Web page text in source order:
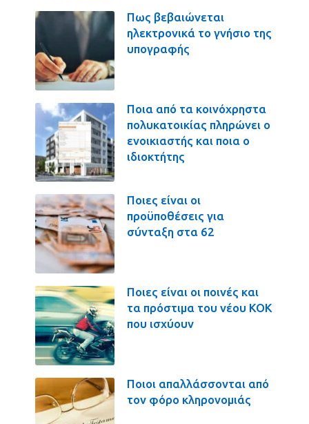
Πως βεβαιώνεται
ηλεκτρονικά το γνήσιο της
υπογραφής
Ποια από τα κοινόχρηστα
πολυκατοικίας πληρώνει ο
ενοικιαστής και ποια ο
ιδιοκτήτης
Ποιες είναι οι
προϋποθέσεις για
σύνταξη στα 62
Ποιες είναι οι ποινές και
τα πρόστιμα του νέου ΚΟΚ
που ισχύουν
Ποιοι απαλλάσσονται από
τον φόρο κληρονομιάς